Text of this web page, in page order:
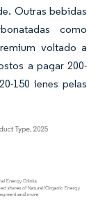
Outras bebidas
como
voltado a
a pagar 200-
150 ienes pelas